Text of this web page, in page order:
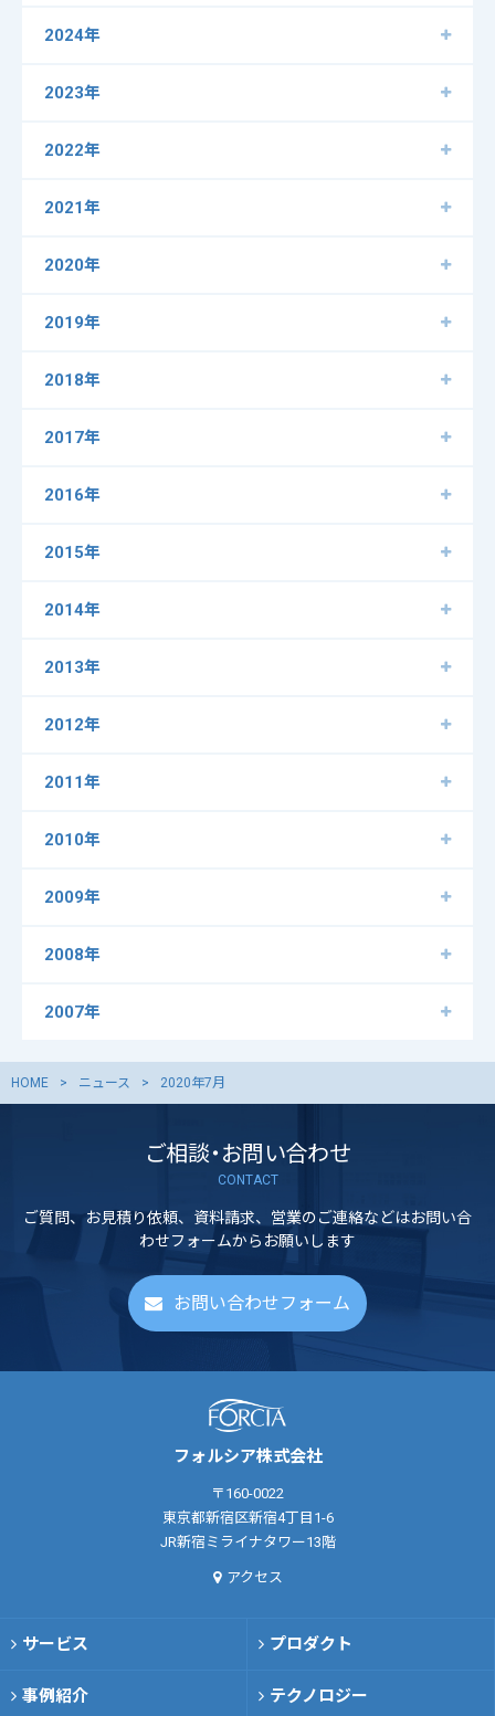
2024年
2023年
2022年
2021年
2020年
2019年
2018年
2017年
2016年
2015年
2014年
2013年
2012年
2011年
2010年
2009年
2008年
2007年
HOME ニュース 2020年7月
ご相談・お問い合わせ
CONTACT
ご質問、お見積り依頼、資料請求、営業のご連絡などはお問い合
わせフォームからお願いします
お問い合わせフォーム
フォルシア株式会社
〒160-0022
東京都新宿区新宿4丁目1-6
JR新宿ミライナタワー13階
アクセス
サービス プロダクト
事例紹介 テクノロジー